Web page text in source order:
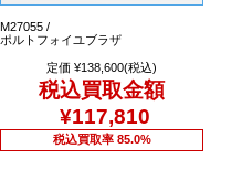
M27055 /
ポルトフォイユブラザ
定価 ¥138,600(税込)
税込買取金額
¥117,810
税込買取率 85.0%